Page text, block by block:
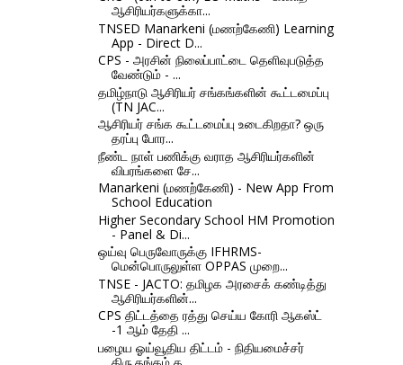
ஆசிரியர்களுக்கா...
TNSED Manarkeni (மணற்கேணி) Learning
App - Direct D...
CPS - அரசின் நிலைப்பாட்டை தெளிவுபடுத்த
வேண்டும் - ...
தமிழ்நாடு ஆசிரியர் சங்கங்களின் கூட்டமைப்பு
(TN JAC...
ஆசிரியர் சங்க கூட்டமைப்பு உடைகிறதா? ஒரு
தரப்பு போர...
நீண்ட நாள் பணிக்கு வராத ஆசிரியர்களின்
விபரங்களை சே...
Manarkeni (மணற்கேணி) - New App From
School Education
Higher Secondary School HM Promotion
- Panel & Di...
ஒய்வு பெருவோருக்கு IFHRMS-
மென்பொருலுள்ள OPPAS முறை...
TNSE - JACTO: தமிழக அரசைக் கண்டித்து
ஆசிரியர்களின்...
CPS திட்டத்தை ரத்து செய்ய கோரி ஆகஸ்ட்
-1 ஆம் தேதி ...
பழைய ஓய்வூதிய திட்டம் - நிதியமைச்சர்
திரு.தங்கம் த...